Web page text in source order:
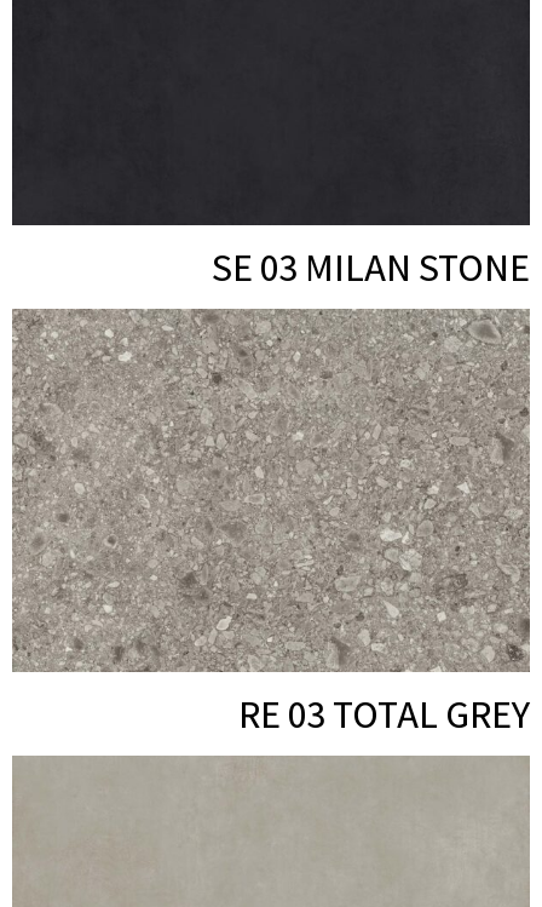
SE 03 MILAN STONE
RE 03 TOTAL GREY